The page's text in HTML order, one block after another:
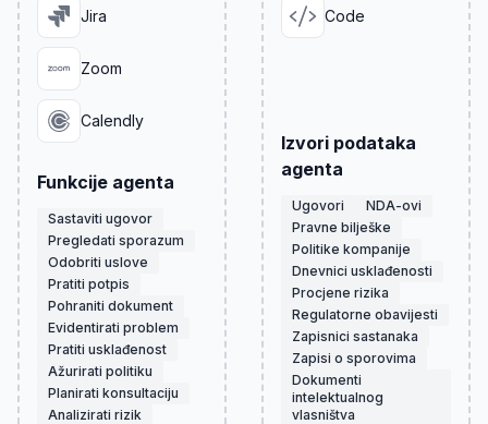
Jira
Zoom
Calendly
Funkcije agenta
Sastaviti ugovor
Pregledati sporazum
Odobriti uslove
Pratiti potpis
Pohraniti dokument
Evidentirati problem
Pratiti usklađenost
Ažurirati politiku
Planirati konsultaciju
Analizirati rizik
Code
Izvori podataka
agenta
Ugovori
NDA-ovi
Pravne bilješke
Politike kompanije
Dnevnici usklađenosti
Procjene rizika
Regulatorne obavijesti
Zapisnici sastanaka
Zapisi o sporovima
Dokumenti
intelektualnog
vlasništva